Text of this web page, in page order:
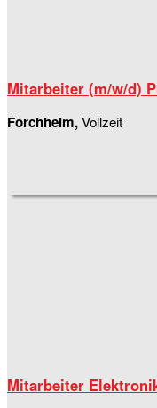
Mitarbeiter (m/w/d)
Forchheim,Vollzeit
Mitarbeiter